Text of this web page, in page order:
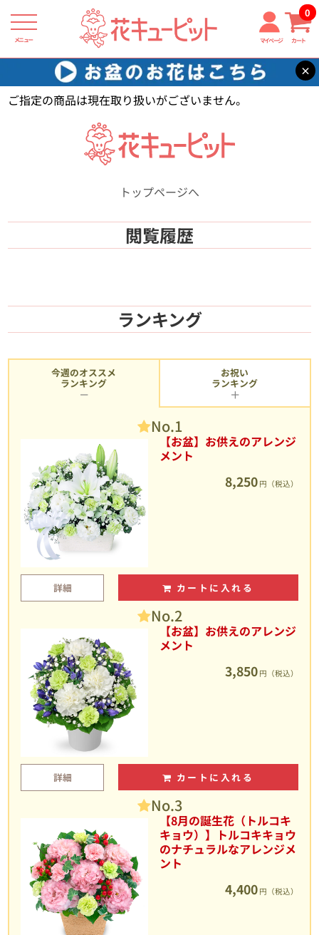
メニュー マイページ カート
0
×
花キューピット 【】
ご指定の商品は現在取り扱いがございません。
トップページへ
閲覧履歴
ランキング
今週のオススメ
ランキング
No.1
【お盆】お供えのアレンジ
メント
8,250 円（税込）
詳細 カートに入れる
No.2
【お盆】お供えのアレンジ
メント
3,850 円（税込）
詳細 カートに入れる
No.3
【8月の誕生花（トルコキ
キョウ）】トルコキキョウ
のナチュラルなアレンジメ
ント
4,400 円（税込）
お祝い
ランキング